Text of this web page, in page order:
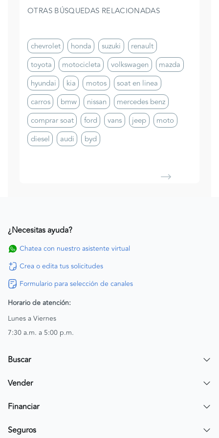
OTRAS BÚSQUEDAS RELACIONADAS
chevrolet honda suzuki
renault
toyota
motocicleta volkswagen
mazda
hyundai
kia motos
soat en linea
carros
bmw nissan
mercedes benz
comprar soat
ford vans jeep
moto
diesel
audi byd
¿Necesitas ayuda?
Chatea con nuestro asistente virtual
Crea o edita tus solicitudes
Formulario para selección de canales
Horario de atención:
Lunes a Viernes
7:30 a.m. a 5:00 p.m.
Buscar
Encuentra un carro
Vender
Publicar mi vehículo
Financiar
Simular crédito
Seguros